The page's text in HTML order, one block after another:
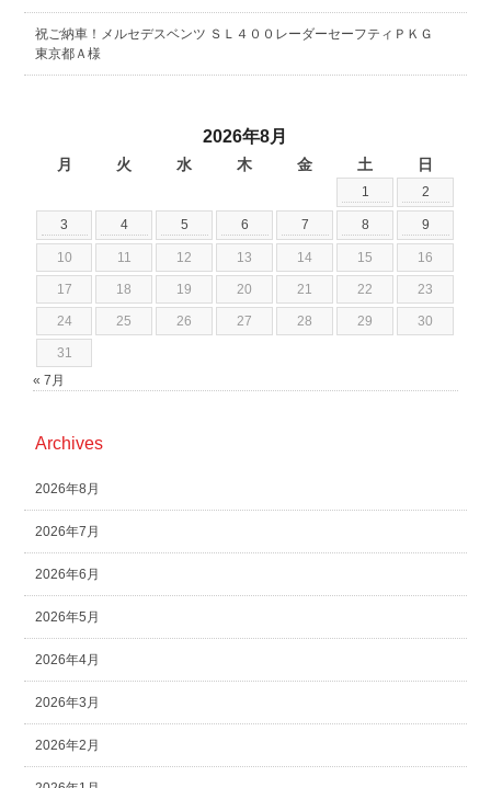
祝ご納車！メルセデスベンツ ＳＬ４００レーダーセーフティＰＫＧ
東京都Ａ様
2026年8月
月 火 水 木 金 土 日
1 2
3 4 5 6 7 8 9
10 11 12 13 14 15 16
17 18 19 20 21 22 23
24 25 26 27 28 29 30
31
« 7月
Archives
2026年8月
2026年7月
2026年6月
2026年5月
2026年4月
2026年3月
2026年2月